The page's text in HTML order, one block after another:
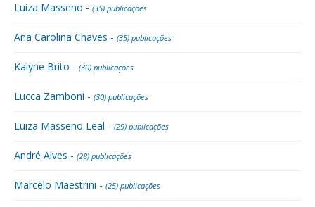
Luiza Masseno - (35) publicações
Ana Carolina Chaves - (35) publicações
Kalyne Brito - (30) publicações
Lucca Zamboni - (30) publicações
Luiza Masseno Leal - (29) publicações
André Alves - (28) publicações
Marcelo Maestrini - (25) publicações